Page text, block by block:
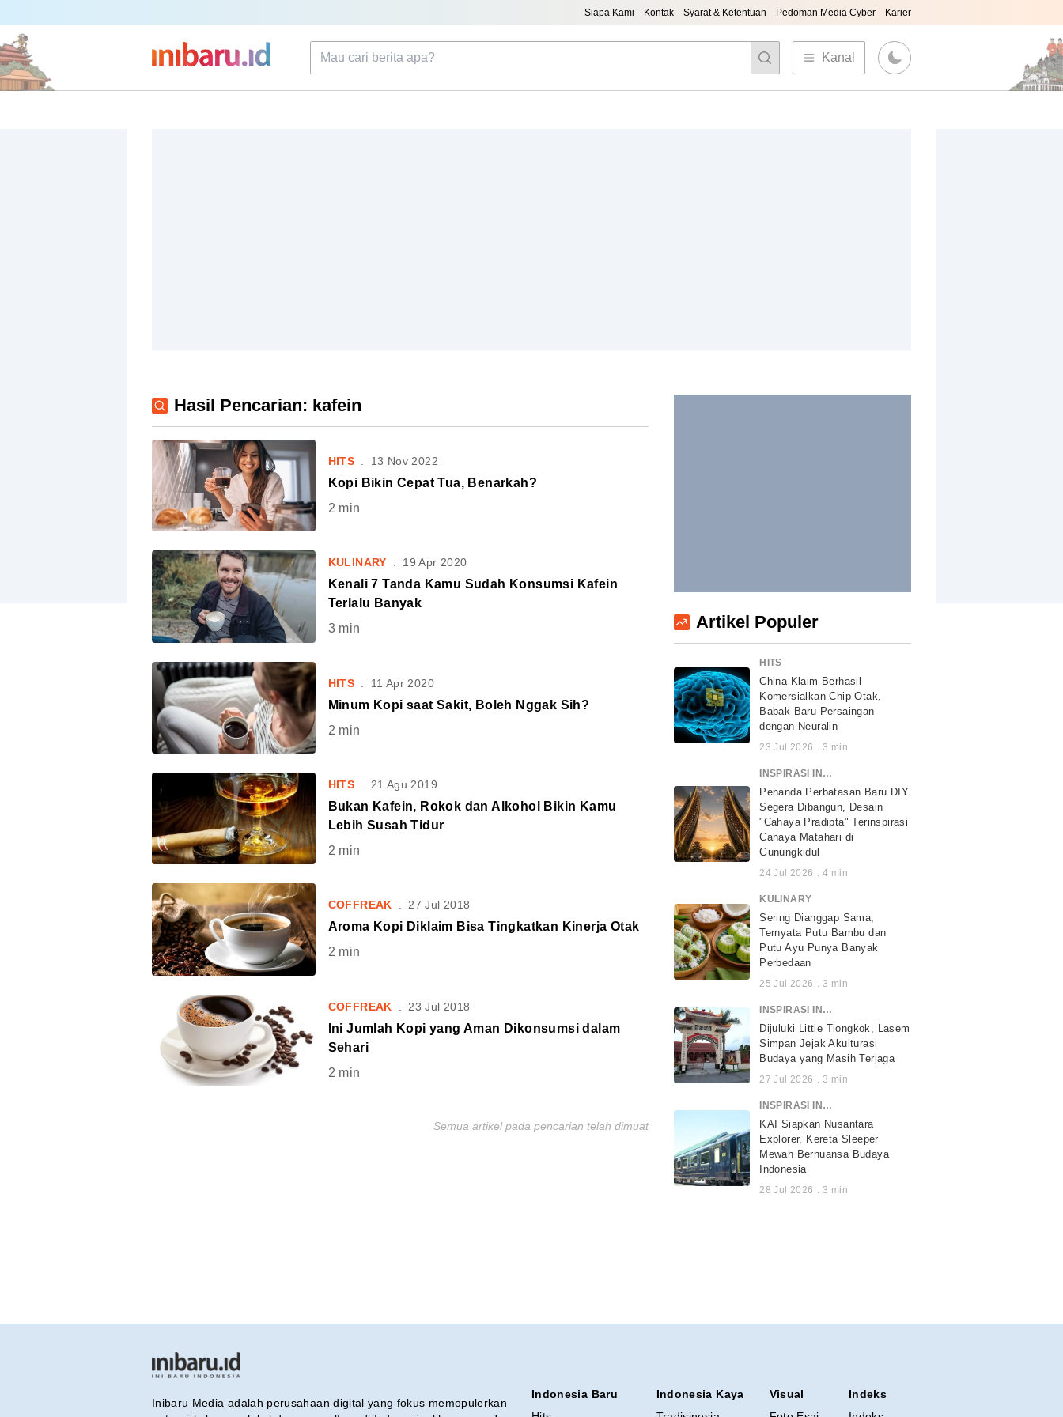
Siapa Kami Kontak Syarat & Ketentuan Pedoman Media Cyber Karier
Kanal
Hasil Pencarian: kafein
HITS 13 Nov 2022
Kopi Bikin Cepat Tua, Benarkah?
2 min
KULINARY . 19 Apr 2020
Kenali 7 Tanda Kamu Sudah Konsumsi Kafein
Terlalu Banyak
3min
HITS 11 Apr 2020
Minum Kopi saat Sakit, Boleh Nggak Sih?
2 min
HITS 21 Agu 2019
Bukan Kafein, Rokok dan Alkohol Bikin Kamu
Lebih Susah Tidur
2 min
COFFREAK . 27 Jul 2018
Aroma Kopi Diklaim Bisa Tingkatkan Kinerja Otak
2 min
COFFREAK 23 Jul 2018
Ini Jumlah Kopi yang Aman Dikonsumsi dalam
Sehari
2 min
Semua artikel pada pencarian telah dimuat
Artikel Populer
HITS
China Klaim Berhasil
Komersialkan Chip Otak,
Babak Baru Persaingan
dengan Neuralin
23 Jul 2026 . 3 min
INSPIRASI INDONESIA
Penanda Perbatasan Baru DIY
Segera Dibangun, Desain
"Cahaya Pradipta" Terinspirasi
Cahaya Matahari di
Gunungkidul
24 Jul 2026 . 4 min
KULINARY
Sering Dianggap Sama,
Ternyata Putu Bambu dan
Putu Ayu Punya Banyak
Perbedaan
25 Jul 2026 . 3 min
INSPIRASI INDONESIA
Dijuluki Little Tiongkok, Lasem
Simpan Jejak Akulturasi
Budaya yang Masih Terjaga
27 Jul 2026 . 3 min
INSPIRASI INDONESIA
KAI Siapkan Nusantara
Explorer, Kereta Sleeper
Mewah Bernuansa Budaya
Indonesia
28 Jul 2026 . 3 min
Inibaru Media adalah perusahaan digital yang fokus memopulerkan
Indonesia Baru
Indonesia Kaya
Visual
Indeks